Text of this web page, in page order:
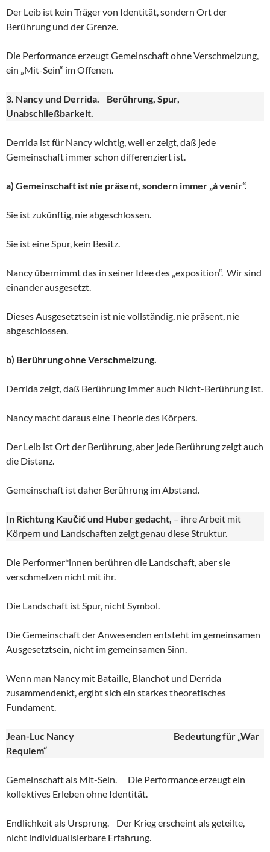
Der Leib ist kein Träger von Identität, sondern Ort der
Berührung und der Grenze.
Die Performance erzeugt Gemeinschaft ohne Verschmelzung,
ein „Mit-Sein“ im Offenen.
3. Nancy und Derrida. Berührung, Spur,
Unabschließbarkeit.
Derrida ist für Nancy wichtig, weil er zeigt, daß jede
Gemeinschaft immer schon differenziert ist.
a) Gemeinschaft ist nie präsent, sondern immer „à venir“.
Sie ist zukünftig, nie abgeschlossen.
Sie ist eine Spur, kein Besitz.
Nancy übernimmt das in seiner Idee des „exposition“. Wir sind
einander ausgesetzt.
Dieses Ausgesetztsein ist nie vollständig, nie präsent, nie
abgeschlossen.
b) Berührung ohne Verschmelzung.
Derrida zeigt, daß Berührung immer auch Nicht-Berührung ist.
Nancy macht daraus eine Theorie des Körpers.
Der Leib ist Ort der Berührung, aber jede Berührung zeigt auch
die Distanz.
Gemeinschaft ist daher Berührung im Abstand.
In Richtung Kaučić und Huber gedacht, – ihre Arbeit mit
Körpern und Landschaften zeigt genau diese Struktur.
Die Performer*innen berühren die Landschaft, aber sie
verschmelzen nicht mit ihr.
Die Landschaft ist Spur, nicht Symbol.
Die Gemeinschaft der Anwesenden entsteht im gemeinsamen
Ausgesetztsein, nicht im gemeinsamen Sinn.
Wenn man Nancy mit Bataille, Blanchot und Derrida
zusammendenkt, ergibt sich ein starkes theoretisches
Fundament.
Jean-Luc Nancy
Bedeutung für „War
Requiem“
Gemeinschaft als Mit-Sein. Die Performance erzeugt ein
kollektives Erleben ohne Identität.
Endlichkeit als Ursprung. Der Krieg erscheint als geteilte,
nicht individualisierbare Erfahrung.